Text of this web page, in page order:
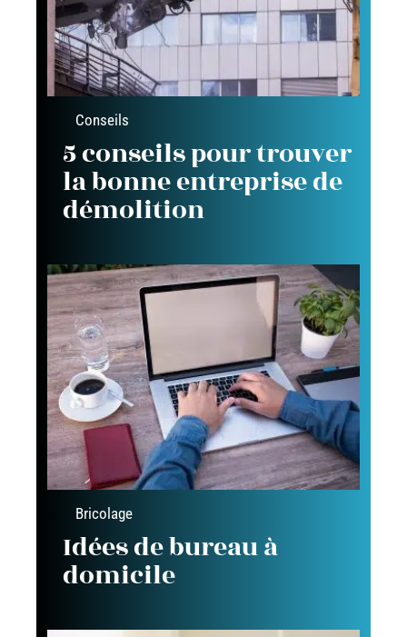
Conseils
5 conseils pour trouver
la bonne entreprise de
démolition
Bricolage
Idées de bureau à
domicile